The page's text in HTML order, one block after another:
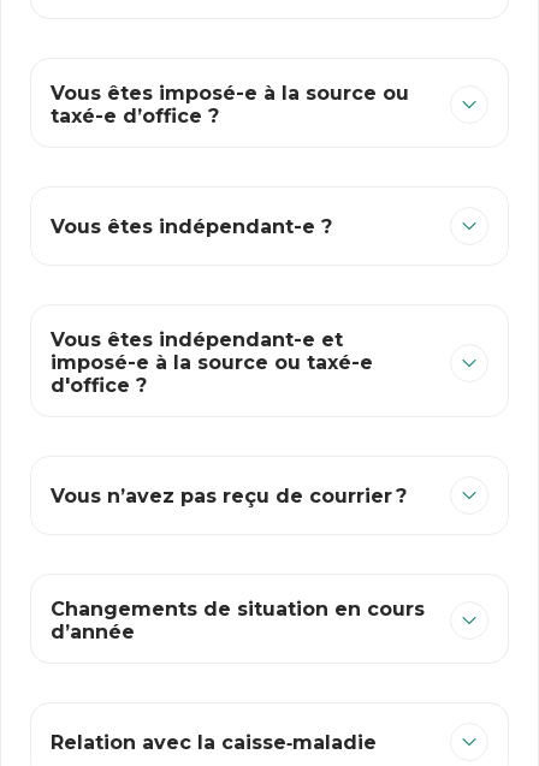
Vous êtes imposé-e à la source ou
taxé-e d’office ?
Vous êtes indépendant-e ?
Vous êtes indépendant-e et
imposé-e à la source ou taxé-e
d'office ?
Vous n’avez pas reçu de courrier ?
Changements de situation en cours
d’année
Relation avec la caisse‑maladie